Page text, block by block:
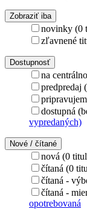
Zobraziť iba
novinky (0
zľavnené
Dostupnosť
na
predpredaj
dostupná
vypredaných)
Nové / čítané
nová (0
čítaná (0
čítaná -
čítaná -
opotrebovaná